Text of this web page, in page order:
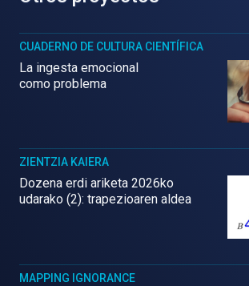
CUADERNO DE CULTURA CIENTÍFICA
La ingesta emocional
como problema
ZIENTZIA KAIERA
Dozena erdi ariketa 2026ko
udarako (2): trapezioaren aldea
MAPPING IGNORANCE